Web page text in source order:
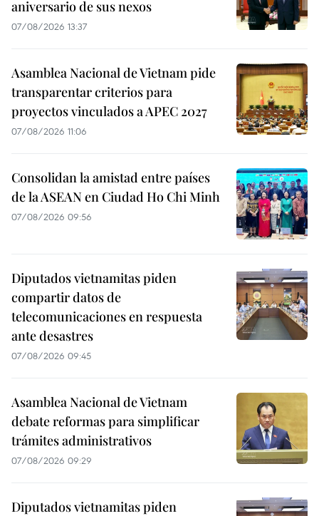
aniversario de sus nexos
07/08/2026 13:37
Asamblea Nacional de Vietnam pide
transparentar criterios para
proyectos vinculados a APEC 2027
07/08/2026 11:06
Consolidan la amistad entre países
de la ASEAN en Ciudad Ho Chi Minh
07/08/2026 09:56
Diputados vietnamitas piden
compartir datos de
telecomunicaciones en respuesta
ante desastres
07/08/2026 09:45
Asamblea Nacional de Vietnam
debate reformas para simplificar
trámites administrativos
07/08/2026 09:29
Diputados vietnamitas piden